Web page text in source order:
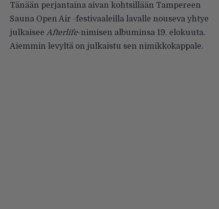
Tänään perjantaina aivan kohtsillään Tampereen
Sauna Open Air -festivaaleilla lavalle nouseva yhtye
julkaisee Afterlife-nimisen albuminsa 19. elokuuta.
Aiemmin levyltä on julkaistu sen nimikkokappale.